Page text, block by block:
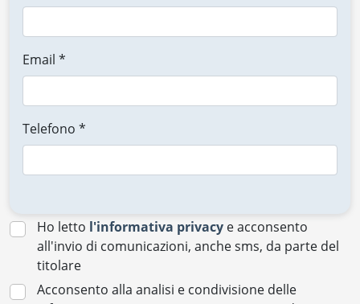
Email *
Telefono *
Ho letto l'informativa privacy e acconsento
all'invio di comunicazioni, anche sms, da parte del
titolare
Acconsento alla analisi e condivisione delle